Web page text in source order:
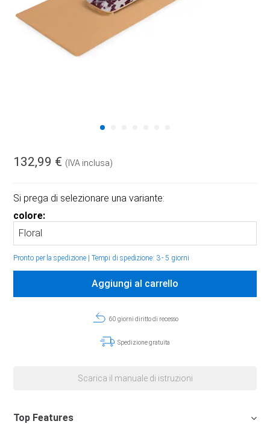
132,99 € (IVA inclusa)
Si prega di selezionare una variante:
colore:
Pronto per la spedizione Tempi di spedizione: 3 - 5 giorni
Aggiungi al carrello
60 giorni diritto di recesso
Spedizione gratuita
Scarica il manuale di istruzioni
Top Features